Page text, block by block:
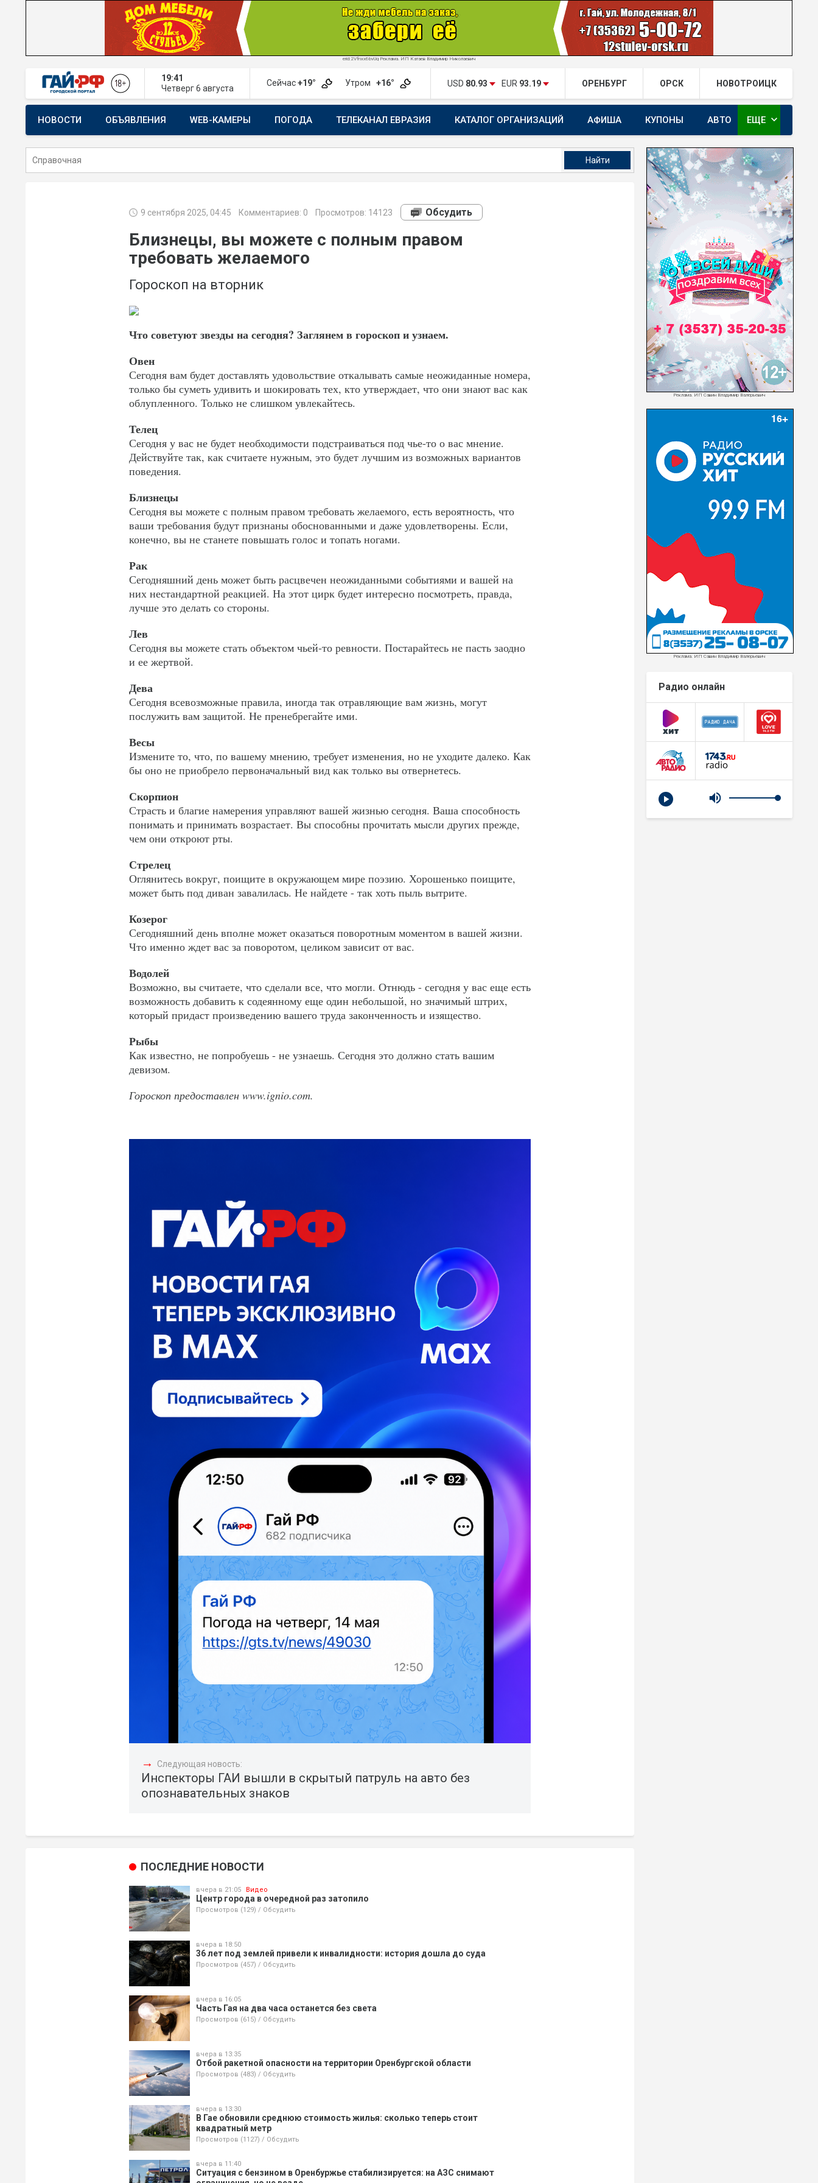
erid:2Vfnxx6bvUq Реклама. ИП Катаев Владимир Николаевич
19:41
Четверг 6 августа
Сейчас+19° Утром +16° USD 80.93 EUR 93.19 ОРЕНБУРГ ОРСК НОВОТРОИЦК
НОВОСТИ ОБЪЯВЛЕНИЯ WEB-КАМЕРЫ ПОГОДА ТЕЛЕКАНАЛ ЕВРАЗИЯ КАТАЛОГ ОРГАНИЗАЦИЙ АФИША КУПОНЫ АВТО
СТРОИТЕЛЬСТВО И РЕМОНТ ГАЙ.РФ В TELEGRAM
ЕЩЕ expand_more
9 сентября 2025, 04:45 Комментариев: 0 Просмотров: 14123 Обсудить
Близнецы, вы можете с полным правом
требовать желаемого
Гороскоп на вторник
Что советуют звезды на сегодня? Заглянем в гороскоп и узнаем.
Овен
Сегодня вам будет доставлять удовольствие откалывать самые неожиданные номера,
только бы суметь удивить и шокировать тех, кто утверждает, что они знают вас как
облупленного. Только не слишком увлекайтесь.
Телец
Сегодня у вас не будет необходимости подстраиваться под чье-то о вас мнение.
Действуйте так, как считаете нужным, это будет лучшим из возможных вариантов
поведения.
Близнецы
Сегодня вы можете с полным правом требовать желаемого, есть вероятность, что
ваши требования будут признаны обоснованными и даже удовлетворены. Если,
конечно, вы не станете повышать голос и топать ногами.
Рак
Сегодняшний день может быть расцвечен неожиданными событиями и вашей на
них нестандартной реакцией. На этот цирк будет интересно посмотреть, правда,
лучше это делать со стороны.
Лев
Сегодня вы можете стать объектом чьей-то ревности. Постарайтесь не пасть заодно
и ее жертвой.
Дева
Сегодня всевозможные правила, иногда так отравляющие вам жизнь, могут
послужить вам защитой. Не пренебрегайте ими.
Весы
Измените то, что, по вашему мнению, требует изменения, но не уходите далеко. Как
бы оно не приобрело первоначальный вид как только вы отвернетесь.
Скорпион
Страсть и благие намерения управляют вашей жизнью сегодня. Ваша способность
понимать и принимать возрастает. Вы способны прочитать мысли других прежде,
чем они откроют рты.
Стрелец
Оглянитесь вокруг, поищите в окружающем мире поэзию. Хорошенько поищите,
может быть под диван завалилась. Не найдете - так хоть пыль вытрите.
Козерог
Сегодняшний день вполне может оказаться поворотным моментом в вашей жизни.
Что именно ждет вас за поворотом, целиком зависит от вас.
Водолей
Возможно, вы считаете, что сделали все, что могли. Отнюдь - сегодня у вас еще есть
возможность добавить к содеянному еще один небольшой, но значимый штрих,
который придаст произведению вашего труда законченность и изящество.
Рыбы
Как известно, не попробуешь - не узнаешь. Сегодня это должно стать вашим
девизом.
Гороскоп предоставлен www.ignio.com.
→ Следующая новость:
Инспекторы ГАИ вышли в скрытый патруль на авто без
опознавательных знаков
ПОСЛЕДНИЕ НОВОСТИ
вчера в 21:05 Видео
Центр города в очередной раз затопило
Просмотров (129) / Обсудить
вчера в 18:50
36 лет под землей привели к инвалидности: история дошла до суда
Просмотров (457) / Обсудить
вчера в 16:05
Часть Гая на два часа останется без света
Просмотров (615) / Обсудить
вчера в 13:35
Отбой ракетной опасности на территории Оренбургской области
Просмотров (483) / Обсудить
вчера в 13:30
В Гае обновили среднюю стоимость жилья: сколько теперь стоит
квадратный метр
Просмотров (1127) / Обсудить
вчера в 11:40
Ситуация с бензином в Оренбуржье стабилизируется: на АЗС снимают
Реклама. ИП Савин Владимир Валерьевич
Реклама. ИП Савин Владимир Валерьевич
Радио онлайн